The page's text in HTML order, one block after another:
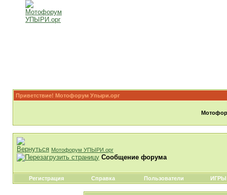
Приветствие! Мотофорум Упыри.орг
Мотофорум УПЫРИ.орг
Сообщение форума
Регистрация Справка Пользователи ИГРЫ